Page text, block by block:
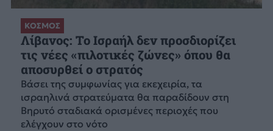
ΚΟΣΜΟΣ
Λίβανος: Το Ισραήλ δεν προσδιορίζει
τις νέες «πιλοτικές ζώνες» όπου θα
αποσυρθεί ο στρατός
Βάσει της συμφωνίας για εκεχειρία, τα
ισραηλινά στρατεύματα θα παραδίδουν στη
Βηρυτό σταδιακά ορισμένες περιοχές που
ελέγχουν στο νότο